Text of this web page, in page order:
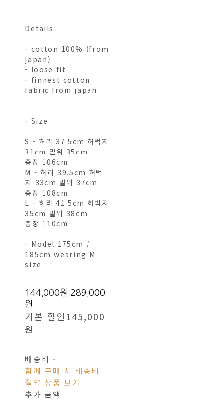
Details
- cotton 100% (from
japan)
- loose fit
- finnest cotton
fabric from japan
- Size
S - 허리 37.5cm 허벅지
31cm 밑위 35cm
총장 106cm
M - 허리 39.5cm 허벅
지 33cm 밑위 37cm
총장 108cm
L - 허리 41.5cm 허벅지
35cm 밑위 38cm
총장 110cm
- Model 175cm /
185cm wearing M
size
144,000원 289,000
원
기본 할인 145,000
원
배송비 -
함께 구매 시 배송비
절약 상품 보기
추가 금액